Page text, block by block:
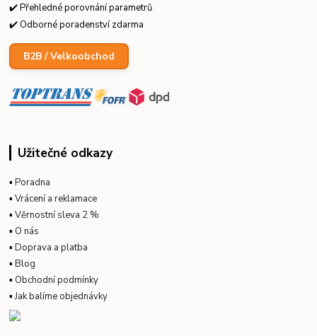
✔️ Přehledné porovnání parametrů
✔️ Odborné poradenství zdarma
B2B / Velkoobchod
Užitečné odkazy
▪Poradna
▪Vrácení a reklamace
▪Věrnostní sleva 2 %
▪ O nás
▪Doprava a platba
▪Blog
▪ Obchodní podmínky
▪Jak balíme objednávky